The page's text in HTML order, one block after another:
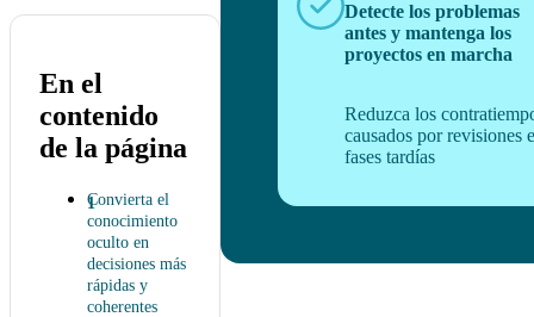
En el
contenido
de la página
Convierta el
conocimiento
oculto en
decisiones más
rápidas y
coherentes
Detecte los problemas
antes y mantenga los
proyectos en marcha
Reduzca los
causados por revisiones
fases tardías